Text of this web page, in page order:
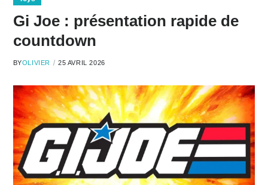
Gi Joe : présentation rapide de
countdown
BYOLIVIER 25 AVRIL 2026